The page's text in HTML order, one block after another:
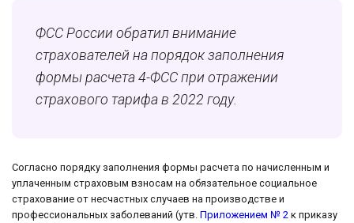
ФСС России обратил внимание
страхователей на порядок заполнения
формы расчета 4-ФСС при отражении
страхового тарифа в 2022 году.
Согласно порядку заполнения формы расчета по начисленным и
уплаченным страховым взносам на обязательное социальное
страхование от несчастных случаев на производстве и
профессиональных заболеваний (утв. Приложением № 2 к приказу